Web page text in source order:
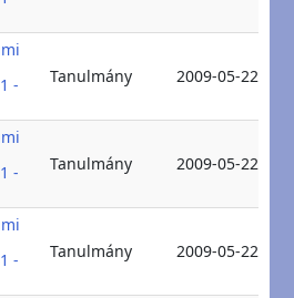
-
Tanulmány 2009-05-22
-
Tanulmány 2009-05-22
-
Tanulmány 2009-05-22